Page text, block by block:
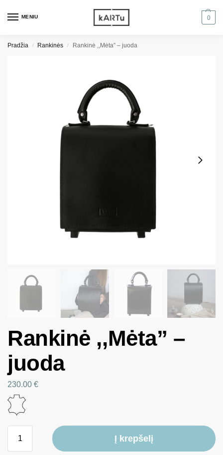
MENIU 0
Pradžia / Rankinės / Rankinė ,,Mėta” – juoda
Rankinė ,,Mėta” –
juoda
230.00 €
Į krepšelį